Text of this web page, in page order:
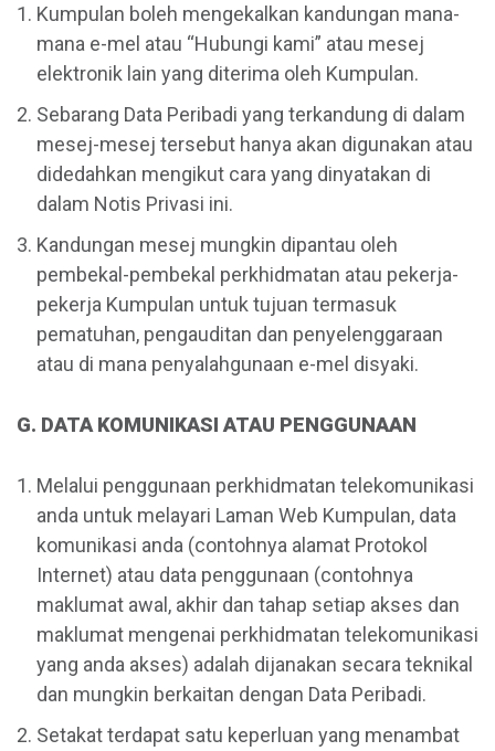
Kumpulan boleh mengekalkan kandungan mana-
mana e-mel atau “Hubungi kami” atau mesej
elektronik lain yang diterima oleh Kumpulan.
Sebarang Data Peribadi yang terkandung di dalam
mesej-mesej tersebut hanya akan digunakan atau
didedahkan mengikut cara yang dinyatakan di
dalam Notis Privasi ini.
Kandungan mesej mungkin dipantau oleh
pembekal-pembekal perkhidmatan atau pekerja-
pekerja Kumpulan untuk tujuan termasuk
pematuhan, pengauditan dan penyelenggaraan
atau di mana penyalahgunaan e-mel disyaki.
G. DATA KOMUNIKASI ATAU PENGGUNAAN
Melalui penggunaan perkhidmatan telekomunikasi
anda untuk melayari Laman Web Kumpulan, data
komunikasi anda (contohnya alamat Protokol
Internet) atau data penggunaan (contohnya
maklumat awal, akhir dan tahap setiap akses dan
maklumat mengenai perkhidmatan telekomunikasi
yang anda akses) adalah dijanakan secara teknikal
dan mungkin berkaitan dengan Data Peribadi.
Setakat terdapat satu keperluan yang menambat